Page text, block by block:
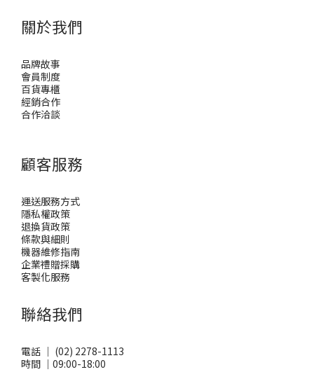
關於我們
品牌故事
會員制度
百貨專櫃
經銷合作
合作洽談
顧客服務
運送服務方式
隱私權政策
退換貨政策
條款與細則
機器維修指南
企業禮贈採購
客製化服務
聯絡我們
電話 ｜ (02) 2278-1113
時間 ｜09:00-18:00